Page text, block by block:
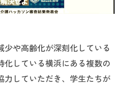
少や高齢化が深刻化している
化している横浜にある複数の
力していただき、学生たちが